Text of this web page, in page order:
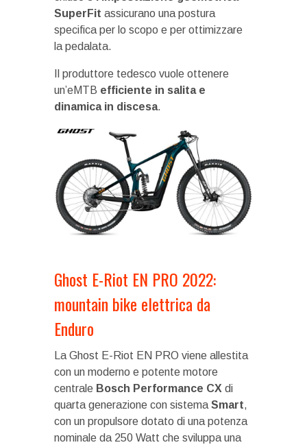
SuperFit assicurano una postura
specifica per lo scopo e per ottimizzare
la pedalata.
Il produttore tedesco vuole ottenere
un’eMTB efficiente in salita e
dinamica in discesa.
Ghost E-Riot EN PRO 2022:
mountain bike elettrica da
Enduro
La Ghost E-Riot EN PRO viene allestita
con un moderno e potente motore
centrale Bosch Performance CX di
quarta generazione con sistema Smart,
con un propulsore dotato di una potenza
nominale da 250 Watt che sviluppa una